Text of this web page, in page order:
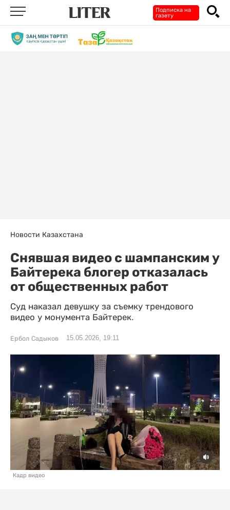
Подписка на
газету
Новости Казахстана
Снявшая видео с шампанским у
Байтерека блогер отказалась
от общественных работ
Суд наказал девушку за съемку трендового
видео у монумента Байтерек.
Ербол Садыков 15.05.2026, 19:11
Кадр видео